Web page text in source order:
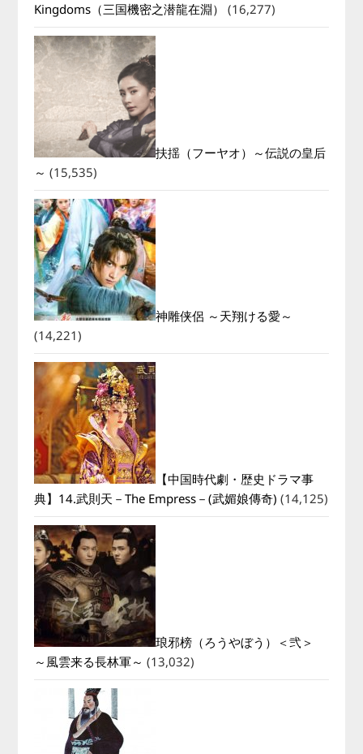
Kingdoms（三国機密之潜龍在淵）
(16,277)
扶揺（フーヤオ）～伝説の皇后
～ (15,535)
神雕侠侶 ～天翔ける愛～
(14,221)
【中国時代劇・歴史ドラマ事
典】14.武則天－The Empress－(武媚娘傳奇) (14,125)
琅邪榜（ろうやぼう）＜弐＞
～風雲来る長林軍～ (13,032)